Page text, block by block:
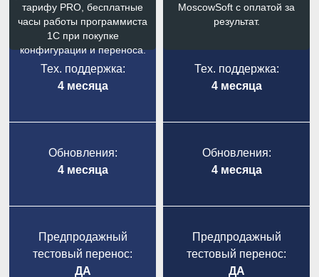
тарифу PRO, бесплатные
часы работы программиста
1С при покупке
конфигурации и переноса.
Тех. поддержка:
4 месяца
Обновления:
4 месяца
Предпродажный
тестовый перенос:
ДА
MoscowSoft с оплатой за
результат.
Тех. поддержка:
4 месяца
Обновления:
4 месяца
Предпродажный
тестовый перенос:
ДА